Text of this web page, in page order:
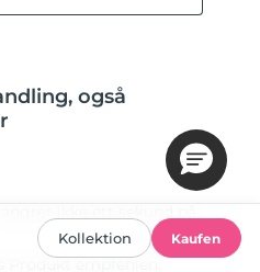
Kollektion Kaufen